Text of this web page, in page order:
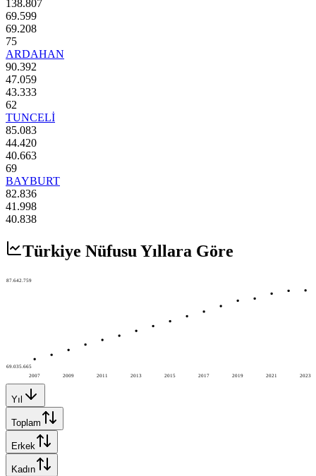
138.807
69.599
69.208
75
ARDAHAN
90.392
47.059
43.333
62
TUNCELİ
85.083
44.420
40.663
69
BAYBURT
82.836
41.998
40.838
Türkiye Nüfusu Yıllara Göre
2007 2009 2011 2013 2015 2017 2019 2021 2023
87.642.759
69.035.665
Yıl
Toplam
Erkek
Kadın